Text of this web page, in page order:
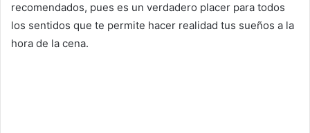
recomendados, pues es un verdadero placer para todos
los sentidos que te permite hacer realidad tus sueños a la
hora de la cena.